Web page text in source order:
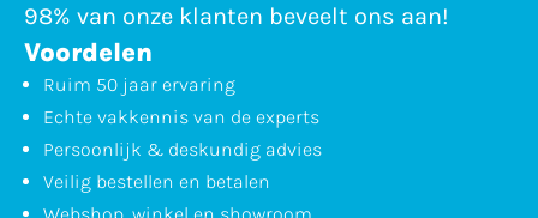
98% van onze klanten beveelt ons aan!
Voordelen
Ruim 50 jaar ervaring
Echte vakkennis van de experts
Persoonlijk & deskundig advies
Veilig bestellen en betalen